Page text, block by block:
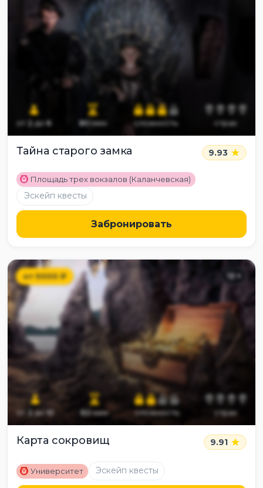
от 2до6 80мин сложность страх
Тайна старого замка 9.93
M Площадь трех вокзалов (Каланчевская)
Эскейп квесты
Забронировать
от5000₽ 12 +
2до 10 60мин сложность страх
Карта сокровищ 9.91
M Университет Эскейп квесты